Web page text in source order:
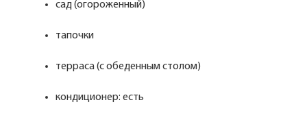
сад (огороженный)
тапочки
терраса (с обеденным столом)
кондиционер: есть